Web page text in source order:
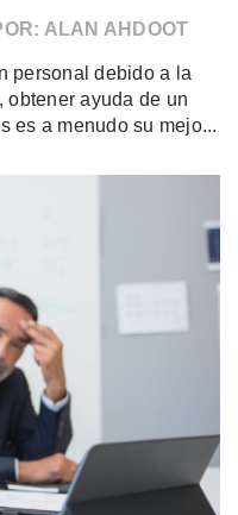
ALAN AHDOOT
personal debido a la
obtener ayuda de un
es a menudo su mejo...